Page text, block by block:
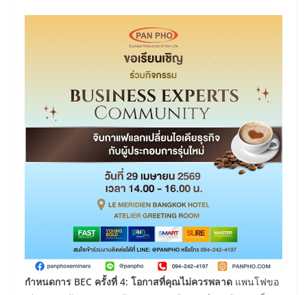
กำหนดการ BEC ครั้งที่ 4: โอกาสที่คุณไม่ควรพลาด แพนโฟขอ